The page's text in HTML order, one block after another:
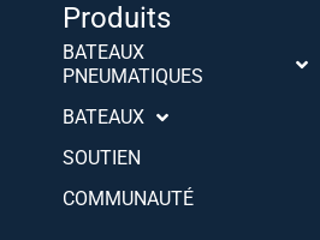
Produits
BATEAUX
PNEUMATIQUES
BATEAUX
SOUTIEN
COMMUNAUTÉ
Türkçe
Hrvatski
Slovenščina
Português (AO90)